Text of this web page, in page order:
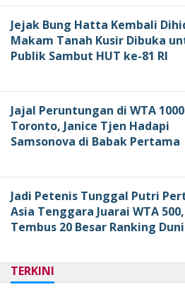
Jejak Bung Hatta Kembali
Makam Tanah Kusir Dibuka
Publik Sambut HUT ke-81 RI
Jajal Peruntungan di WTA 1000
Toronto, Janice Tjen Hadapi
Samsonova di Babak Pertama
Jadi Petenis Tunggal Putri
Asia Tenggara Juarai WTA
Tembus 20 Besar Ranking
TERKINI